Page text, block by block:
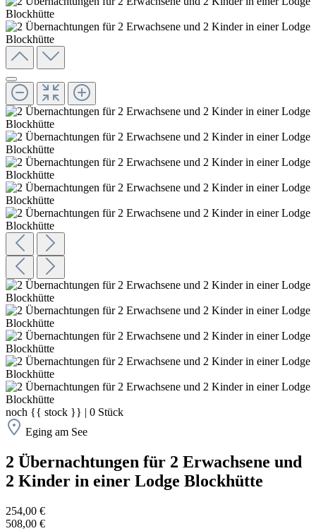
noch {{ stock }} | 0 Stück
Eging am See
2 Übernachtungen für 2 Erwachsene und
2 Kinder in einer Lodge Blockhütte
254,00 €
508,00 €